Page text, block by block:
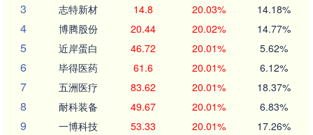
3 志特新材 14.8 20.03% 14.18%
4 博腾股份 20.44 20.02% 14.77%
5 近岸蛋白 46.72 20.01% 5.62%
6 毕得医药 61.6 20.01% 6.12%
7 五洲医疗 83.62 20.01% 18.37%
8 耐科装备 49.67 20.01% 6.83%
9 一博科技 53.33 20.01% 17.26%